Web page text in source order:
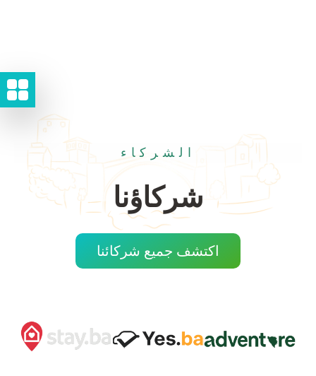
الشركاء
شركاؤنا
اكتشف جميع شركائنا